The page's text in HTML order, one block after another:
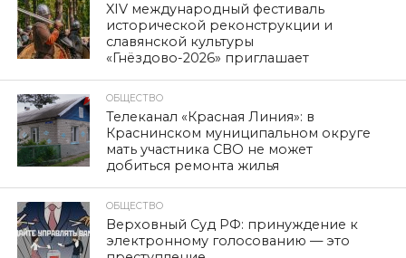
XIV международный фестиваль
исторической реконструкции и
славянской культуры
«Гнёздово-2026» приглашает
ОБЩЕСТВО
Телеканал «Красная Линия»: в
Краснинском муниципальном округе
мать участника СВО не может
добиться ремонта жилья
ОБЩЕСТВО
Верховный Суд РФ: принуждение к
электронному голосованию — это